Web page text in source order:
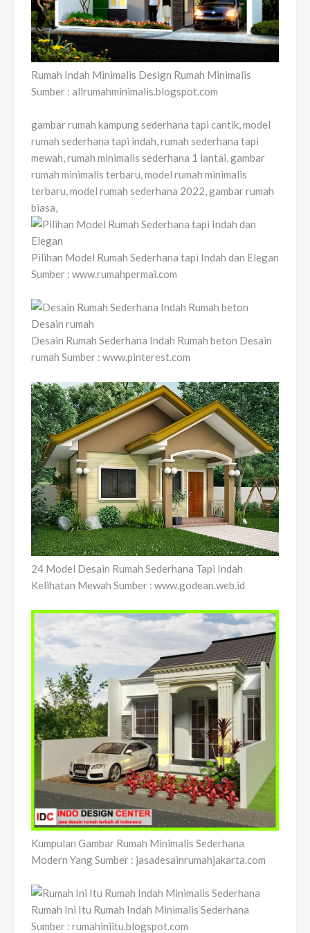
Rumah Indah Minimalis Design Rumah Minimalis
Sumber : allrumahminimalis.blogspot.com
gambar rumah kampung sederhana tapi cantik, model
rumah sederhana tapi indah, rumah sederhana tapi
mewah, rumah minimalis sederhana 1 lantai, gambar
rumah minimalis terbaru, model rumah minimalis
terbaru, model rumah sederhana 2022, gambar rumah
biasa,
Pilihan Model Rumah Sederhana tapi Indah dan Elegan
Sumber : www.rumahpermai.com
Desain Rumah Sederhana Indah Rumah beton Desain
rumah Sumber : www.pinterest.com
24 Model Desain Rumah Sederhana Tapi Indah
Kelihatan Mewah Sumber : www.godean.web.id
Kumpulan Gambar Rumah Minimalis Sederhana
Modern Yang Sumber : jasadesainrumahjakarta.com
Rumah Ini Itu Rumah Indah Minimalis Sederhana
Sumber : rumahiniitu.blogspot.com